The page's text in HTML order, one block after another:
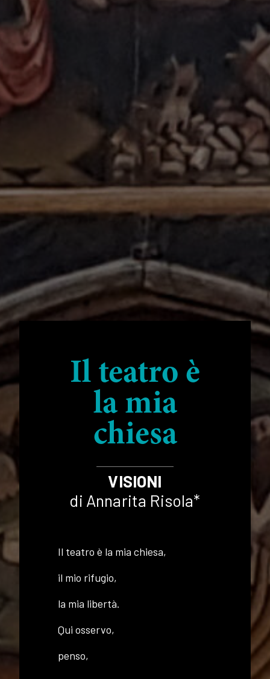
Il teatro è
la mia
chiesa
VISIONI
di Annarita Risola*
Il teatro è la mia chiesa,
il mio rifugio,
la mia libertà.
Qui osservo,
penso,